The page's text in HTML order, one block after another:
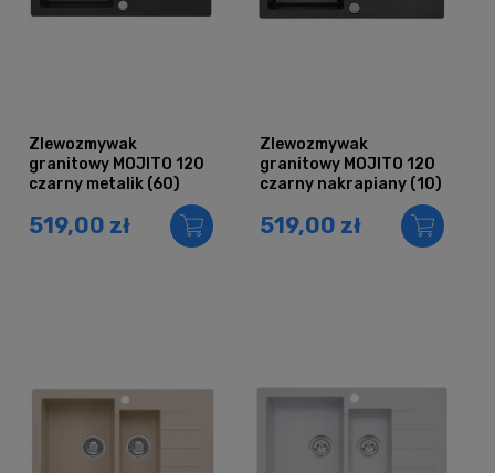
Zlewozmywak
granitowy MOJITO 120
czarny metalik (60)
519,00 zł
Zlewozmywak
granitowy MOJITO 120
czarny nakrapiany (10)
519,00 zł